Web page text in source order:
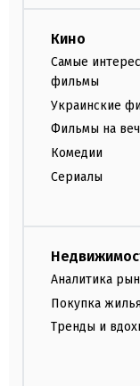
Кино
Самые
фильмы
Украинские
Фильмы на
Комедии
Сериалы
Аналитика
Покупка
Тренды и